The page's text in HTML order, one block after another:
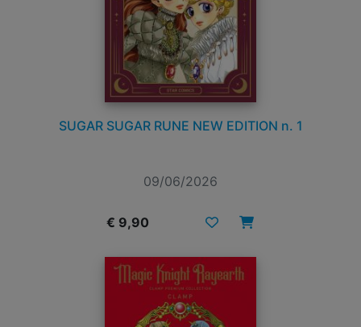
SUGAR SUGAR RUNE NEW EDITION n. 1
09/06/2026
€ 9,90